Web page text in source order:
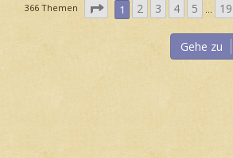
366 Themen
e
1 2 3 4 5 … 19
Gehe zu